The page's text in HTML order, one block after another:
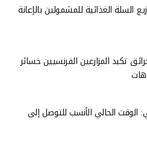
السلة الغذائية للمشمولين بالإعانة
تكبد المزارعين الفرنسيين خسائر
الوقت الحالي الأنسب للتوصل إلى